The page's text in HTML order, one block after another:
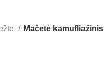
Mačetė kamufliažinis